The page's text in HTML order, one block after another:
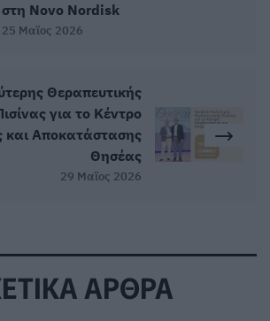
στη Novo Nordisk
25 Μαϊος 2026
Θεραπευτικής
για το Κέντρο
και Αποκατάστασης
Θησέας
29 Μαϊος 2026
ΑΡΘΡΑ